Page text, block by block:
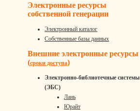
Электронные ресурсы
собственной генерации
Электронный каталог
Собственные базы данных
Внешние электронные ресурсы
(сроки доступа)
Электронно-библиотечные системы
(ЭБС)
Лань
Юрайт